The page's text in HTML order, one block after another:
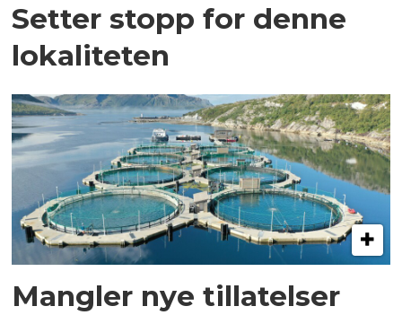
Setter stopp for denne
lokaliteten
Mangler nye tillatelser